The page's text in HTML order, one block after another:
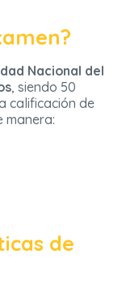
Nacional del
, siendo 50
calificación de
manera:
de